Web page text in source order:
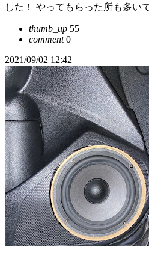
した！ やってもらった所も多い
thumb_up 55
comment0
2021/09/02 12:42